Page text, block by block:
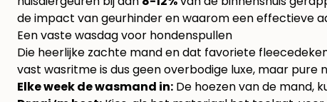
de impact van geurhinderen waarom een effectieve
Een vaste wasdag voor hondenspullen
Die heerlijke zachte mand en dat favoriete
vast wasritme is dus geen overbodige luxe, maar pure
Elke week de wasmand in: De hoezen van de mand,